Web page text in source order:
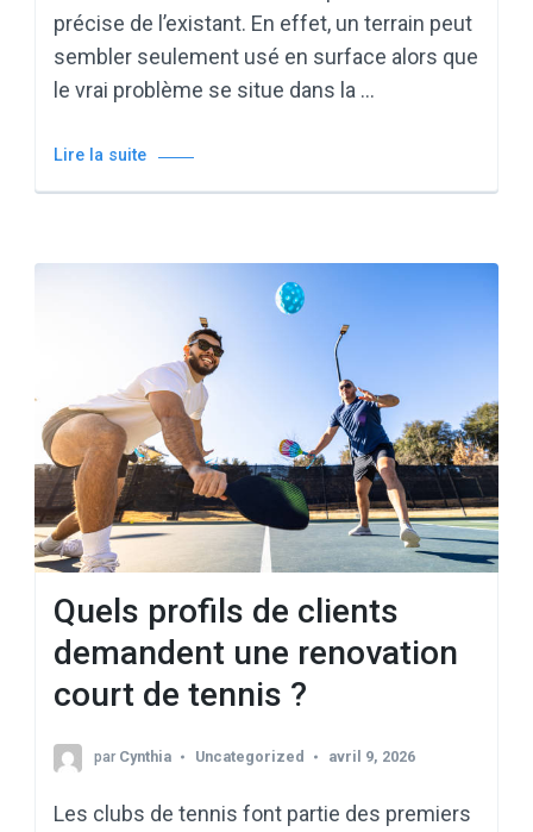
précise de l’existant. En effet, un terrain peut
sembler seulement usé en surface alors que
le vrai problème se situe dans la …
Lire la suite
Quels profils de clients
demandent une renovation
court de tennis ?
par Cynthia Uncategorized avril 9, 2026
Les clubs de tennis font partie des premiers